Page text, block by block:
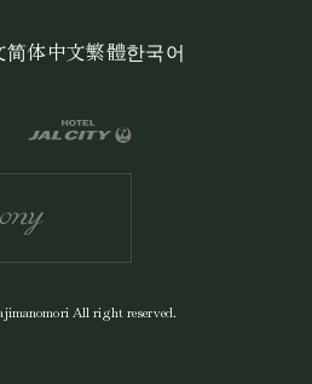
简体中文繁體한국어
All right reserved.